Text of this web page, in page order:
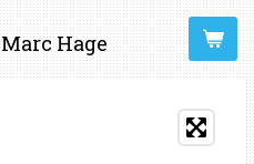
Hage